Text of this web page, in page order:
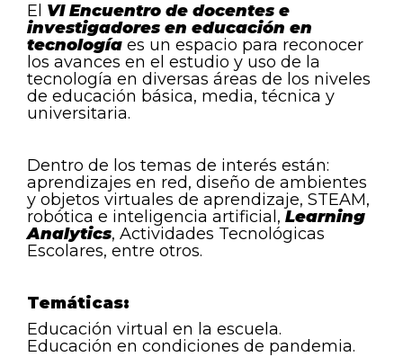
El VI Encuentro de docentes e
investigadores en educación en
tecnología es un espacio para reconocer
los avances en el estudio y uso de la
tecnología en diversas áreas de los niveles
de educación básica, media, técnica y
universitaria.
Dentro de los temas de interés están:
aprendizajes en red, diseño de ambientes
y objetos virtuales de aprendizaje, STEAM,
robótica e inteligencia artificial, Learning
Analytics, Actividades Tecnológicas
Escolares, entre otros.
Temáticas:
Educación virtual en la escuela.
Educación en condiciones de pandemia.